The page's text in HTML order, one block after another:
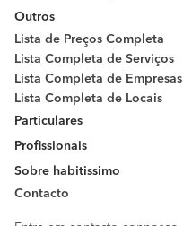
Outros
Lista de Preços Completa
Lista Completa de Serviços
Lista Completa de Empresas
Lista Completa de Locais
Particulares
Profissionais
Sobre habitissimo
Contacto